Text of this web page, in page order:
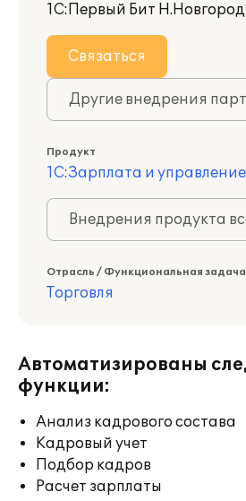
1С:Первый Бит
Связаться
Другие внедрения
Продукт
1С:Зарплата и
Внедрения продукта
Отрасль / Функциональная задача
Торговля
Автоматизированы
функции:
Анализ кадрового состава
Кадровый учет
Подбор кадров
Расчет зарплаты